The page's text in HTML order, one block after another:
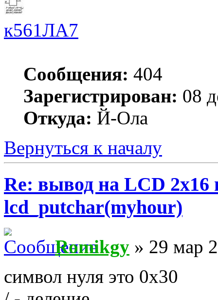
к561ЛА7
Сообщения: 404
Зарегистрирован: 08
Откуда: Й-Ола
Вернуться к началу
Re: вывод на LCD 2х16
lcd_putchar(myhour)
Romikgy » 29 мар
символ нуля это 0x30